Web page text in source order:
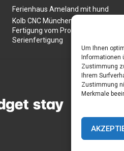
Um Ihnen
Informationen
Zustimmung
Ihrem
Zustimmung
Merkmale
Ferienhaus Ameland mit hund
Kolb CNC München: Ihr Partner für
Fertigung vom Prototyp über die
Serienfertigung